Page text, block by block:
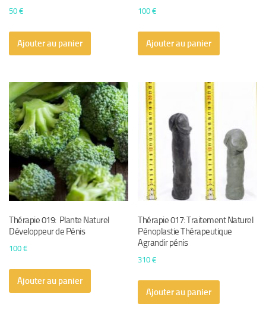
50 €
Ajouter au panier
100€
Ajouter au panier
Thérapie 019: Plante Naturel
Développeur de Pénis
100 €
Ajouter au panier
Thérapie 017: Traitement Naturel
Pénoplastie Thérapeutique
Agrandir pénis
310€
Ajouter au panier